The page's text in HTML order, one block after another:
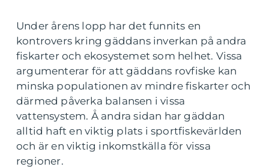
Under årens lopp har det funnits en
kontrovers kring gäddans inverkan på andra
fiskarter och ekosystemet som helhet. Vissa
argumenterar för att gäddans rovfiske kan
minska populationen av mindre fiskarter och
därmed påverka balansen i vissa
vattensystem. Å andra sidan har gäddan
alltid haft en viktig plats i sportfiskevärlden
och är en viktig inkomstkälla för vissa
regioner.